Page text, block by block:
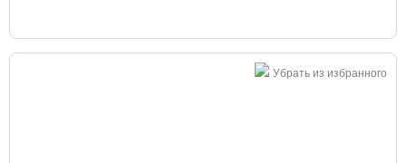
Убрать из избранного